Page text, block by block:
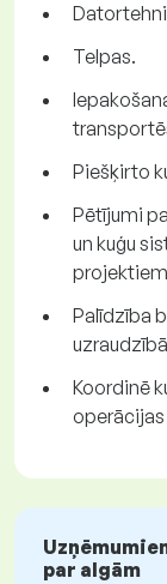
Telpas.
Piešķirto
Pētījumi
un kuģu
Palīdzība
Koordinē
par algām